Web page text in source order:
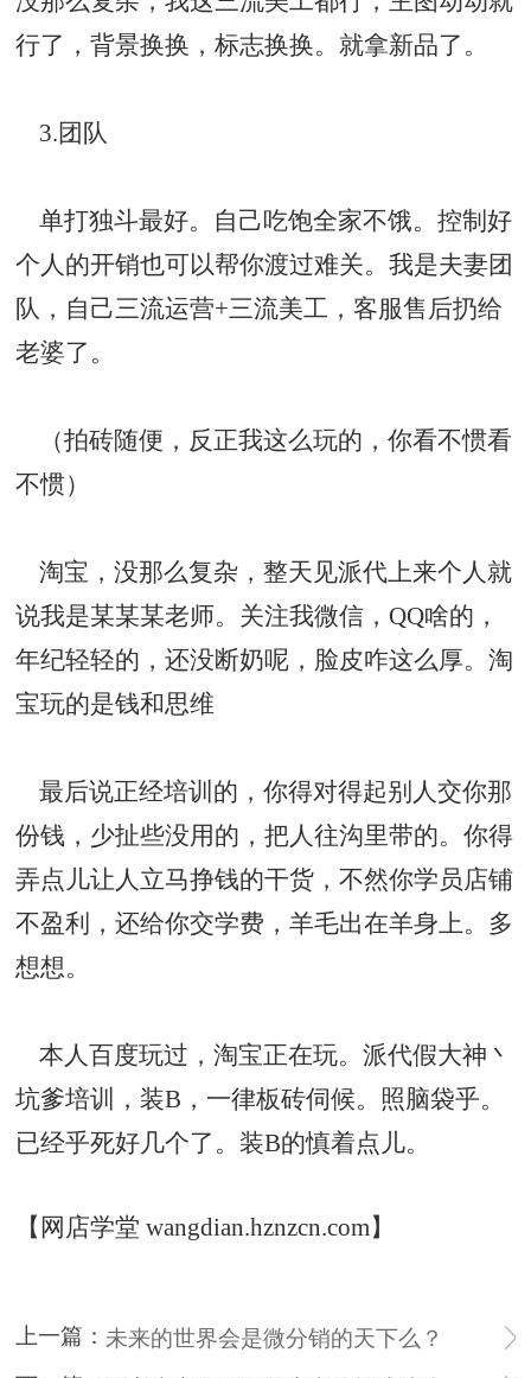
行了，背景换换，标志换换。就拿新品了。
3.团队
单打独斗最好。自己吃饱全家不饿。控制好
个人的开销也可以帮你渡过难关。我是夫妻团
队，自己三流运营+三流美工，客服售后扔给
老婆了。
（拍砖随便，反正我这么玩的，你看不惯看
不惯）
淘宝，没那么复杂，整天见派代上来个人就
说我是某某某老师。关注我微信，QQ啥的，
年纪轻轻的，还没断奶呢，脸皮咋这么厚。淘
宝玩的是钱和思维
最后说正经培训的，你得对得起别人交你那
份钱，少扯些没用的，把人往沟里带的。你得
弄点儿让人立马挣钱的干货，不然你学员店铺
不盈利，还给你交学费，羊毛出在羊身上。多
想想。
本人百度玩过，淘宝正在玩。派代假大神丶
坑爹培训，装B，一律板砖伺候。照脑袋乎。
已经乎死好几个了。装B的慎着点儿。
【网店学堂 wangdian.hznzcn.com】
上一篇： 未来的世界会是微分销的天下么？